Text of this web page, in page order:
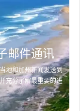
邮件通讯
地和加州新闻发送到
充分了解最重要的进